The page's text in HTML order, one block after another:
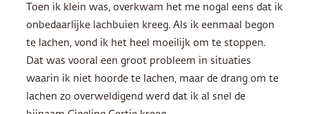
Toen ik klein was, overkwam het me nogal eens dat ik
onbedaarlijke lachbuien kreeg. Als ik eenmaal begon
te lachen, vond ik het heel moeilijk om te stoppen.
Dat was vooral een groot probleem in situaties
waarin ik niet hoorde te lachen, maar de drang om te
lachen zo overweldigend werd dat ik al snel de